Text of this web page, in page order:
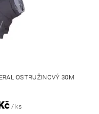
OSTRUŽINOVÝ 30M
/ ks